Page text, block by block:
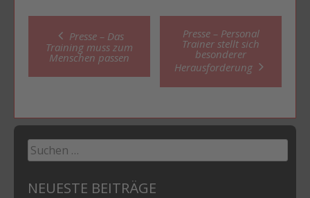
Post
navigation
Presse – Das
Training muss zum
Menschen passen
Presse – Personal
Trainer stellt sich
besonderer
Herausforderung
Suchen
nach:
NEUESTE BEITRÄGE